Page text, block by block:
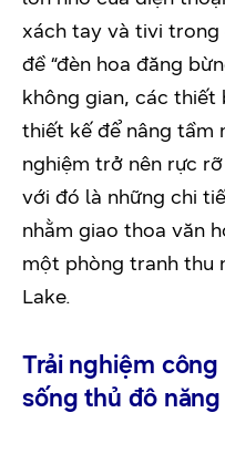
xách tay và tivi trong
đề “đèn hoa đăng
không gian, các thiết
thiết kế để nâng tầm
nghiệm trở nên rực
với đó là những chi
nhằm giao thoa văn
một phòng tranh thu
Lake.
Trải nghiệm
sống thủ đô